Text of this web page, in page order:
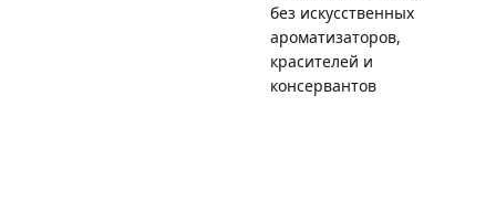
без искусственных
ароматизаторов,
красителей и
консервантов